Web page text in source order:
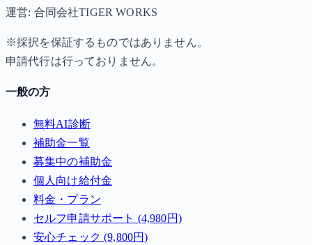
運営: 合同会社TIGER WORKS
※採択を保証するものではありません。
申請代行は行っておりません。
一般の方
無料AI診断
補助金一覧
募集中の補助金
個人向け給付金
料金・プラン
セルフ申請サポート (4,980円)
安心チェック (9,800円)